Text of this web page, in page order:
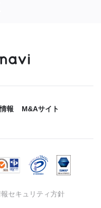
報 M&Aサイト
セキュリティ方針